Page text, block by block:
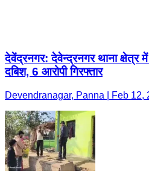
देवेंद्रनगर: देवेन्द्रनगर थाना
दबिश, 6 आरोपी गिरफ्तार
Devendranagar, Panna | Feb 12,